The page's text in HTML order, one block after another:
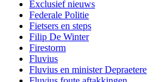
Exclusief nieuws
Federale Politie
Fietsers en steps
Filip De Winter
Firestorm
Fluvius
Fluvius en minister Depraetere